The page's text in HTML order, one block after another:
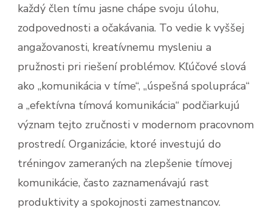
každý člen tímu jasne chápe svoju úlohu,
zodpovednosti a očakávania. To vedie k vyššej
angažovanosti, kreatívnemu mysleniu a
pružnosti pri riešení problémov. Kľúčové slová
ako „komunikácia v tíme“, „úspešná spolupráca“
a „efektívna tímová komunikácia“ podčiarkujú
význam tejto zručnosti v modernom pracovnom
prostredí. Organizácie, ktoré investujú do
tréningov zameraných na zlepšenie tímovej
komunikácie, často zaznamenávajú rast
produktivity a spokojnosti zamestnancov.